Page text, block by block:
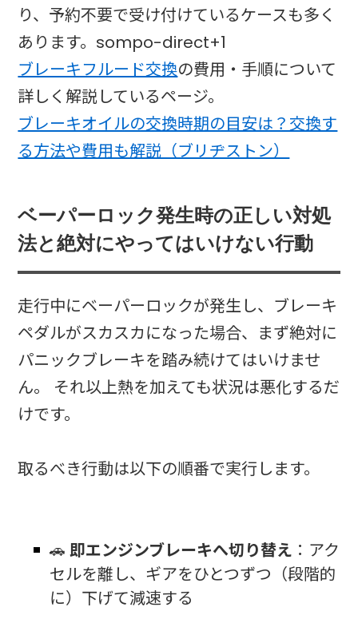
り、予約不要で受け付けているケースも多く
あります。sompo-direct+1
ブレーキフルード交換の費用・手順について
詳しく解説しているページ。
ブレーキオイルの交換時期の目安は？交換す
る方法や費用も解説（ブリヂストン）
ベーパーロック発生時の正しい対処
法と絶対にやってはいけない行動
走行中にベーパーロックが発生し、ブレーキ
ペダルがスカスカになった場合、まず絶対に
パニックブレーキを踏み続けてはいけませ
ん。 それ以上熱を加えても状況は悪化するだ
けです。
取るべき行動は以下の順番で実行します。
🚗即エンジンブレーキへ切り替え ：アク
セルを離し、ギアをひとつずつ（段階的
に）下げて減速する